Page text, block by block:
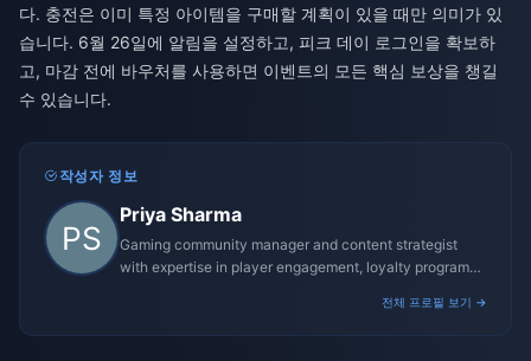
다. 충전은 이미 특정 아이템을 구매할 계획이 있을 때만 의미가 있
습니다. 6월 26일에 알림을 설정하고, 피크 데이 로그인을 확보하
고, 마감 전에 바우처를 사용하면 이벤트의 모든 핵심 보상을 챙길
수 있습니다.
작성자 정보
Priya Sharma
Gaming community manager and content strategist
with expertise in player engagement, loyalty programs,
전체 프로필 보기 →